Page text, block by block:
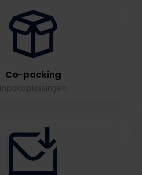
Co-packing
Inpakoplossingen